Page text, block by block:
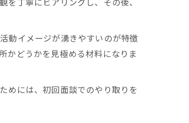
動イメージが湧きやすいのが特徴
かどうかを見極める材料になりま
めには、初回面談でのやり取りを